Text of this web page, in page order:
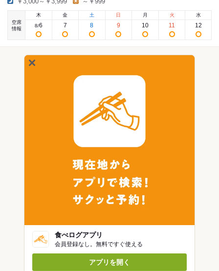
空席
情報
木
8/6
金
7
土
8
日
9
月
10
火
11
水
12
食べログアプリ
会員登録なし。無料ですぐ使える
アプリを開く